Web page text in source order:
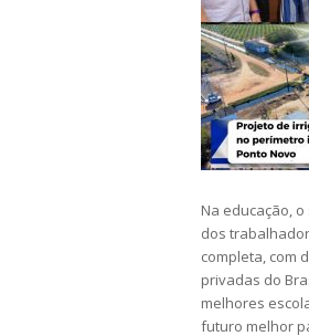
Na educação,
dos
completa, com
privadas do
melhores
futuro melhor